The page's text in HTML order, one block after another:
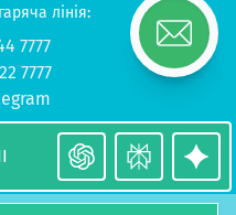
в Польщі»
лінія:
7777
7777